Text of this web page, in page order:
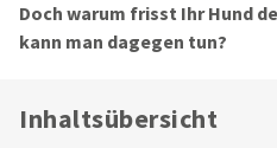
Doch warum frisst Ihr Hund
kann man dagegen tun?
Inhaltsübersicht